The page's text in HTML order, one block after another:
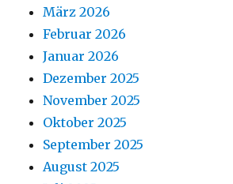
März 2026
Februar 2026
Januar 2026
Dezember 2025
November 2025
Oktober 2025
September 2025
August 2025